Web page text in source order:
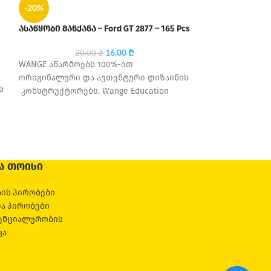
-20%
ასაწყობი მანქანა – Ford GT 2877 – 165 Pcs
20.00₾ 16.00₾
WANGE აწარმოებს 100%-ით
ორიგინალური და ავთენტური დიზაინის
კონსტრუქტორებს. Wange Education
ᲗᲝᲘᲡᲘ
პირობები
პირობები